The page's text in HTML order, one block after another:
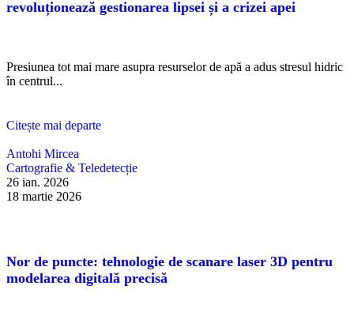
revoluționează gestionarea lipsei și a crizei apei
Presiunea tot mai mare asupra resurselor de apă a adus stresul hidric
în centrul...
Citește mai departe
Antohi Mircea
Cartografie & Teledetecție
26 ian. 2026
18 martie 2026
Nor de puncte: tehnologie de scanare laser 3D pentru
modelarea digitală precisă